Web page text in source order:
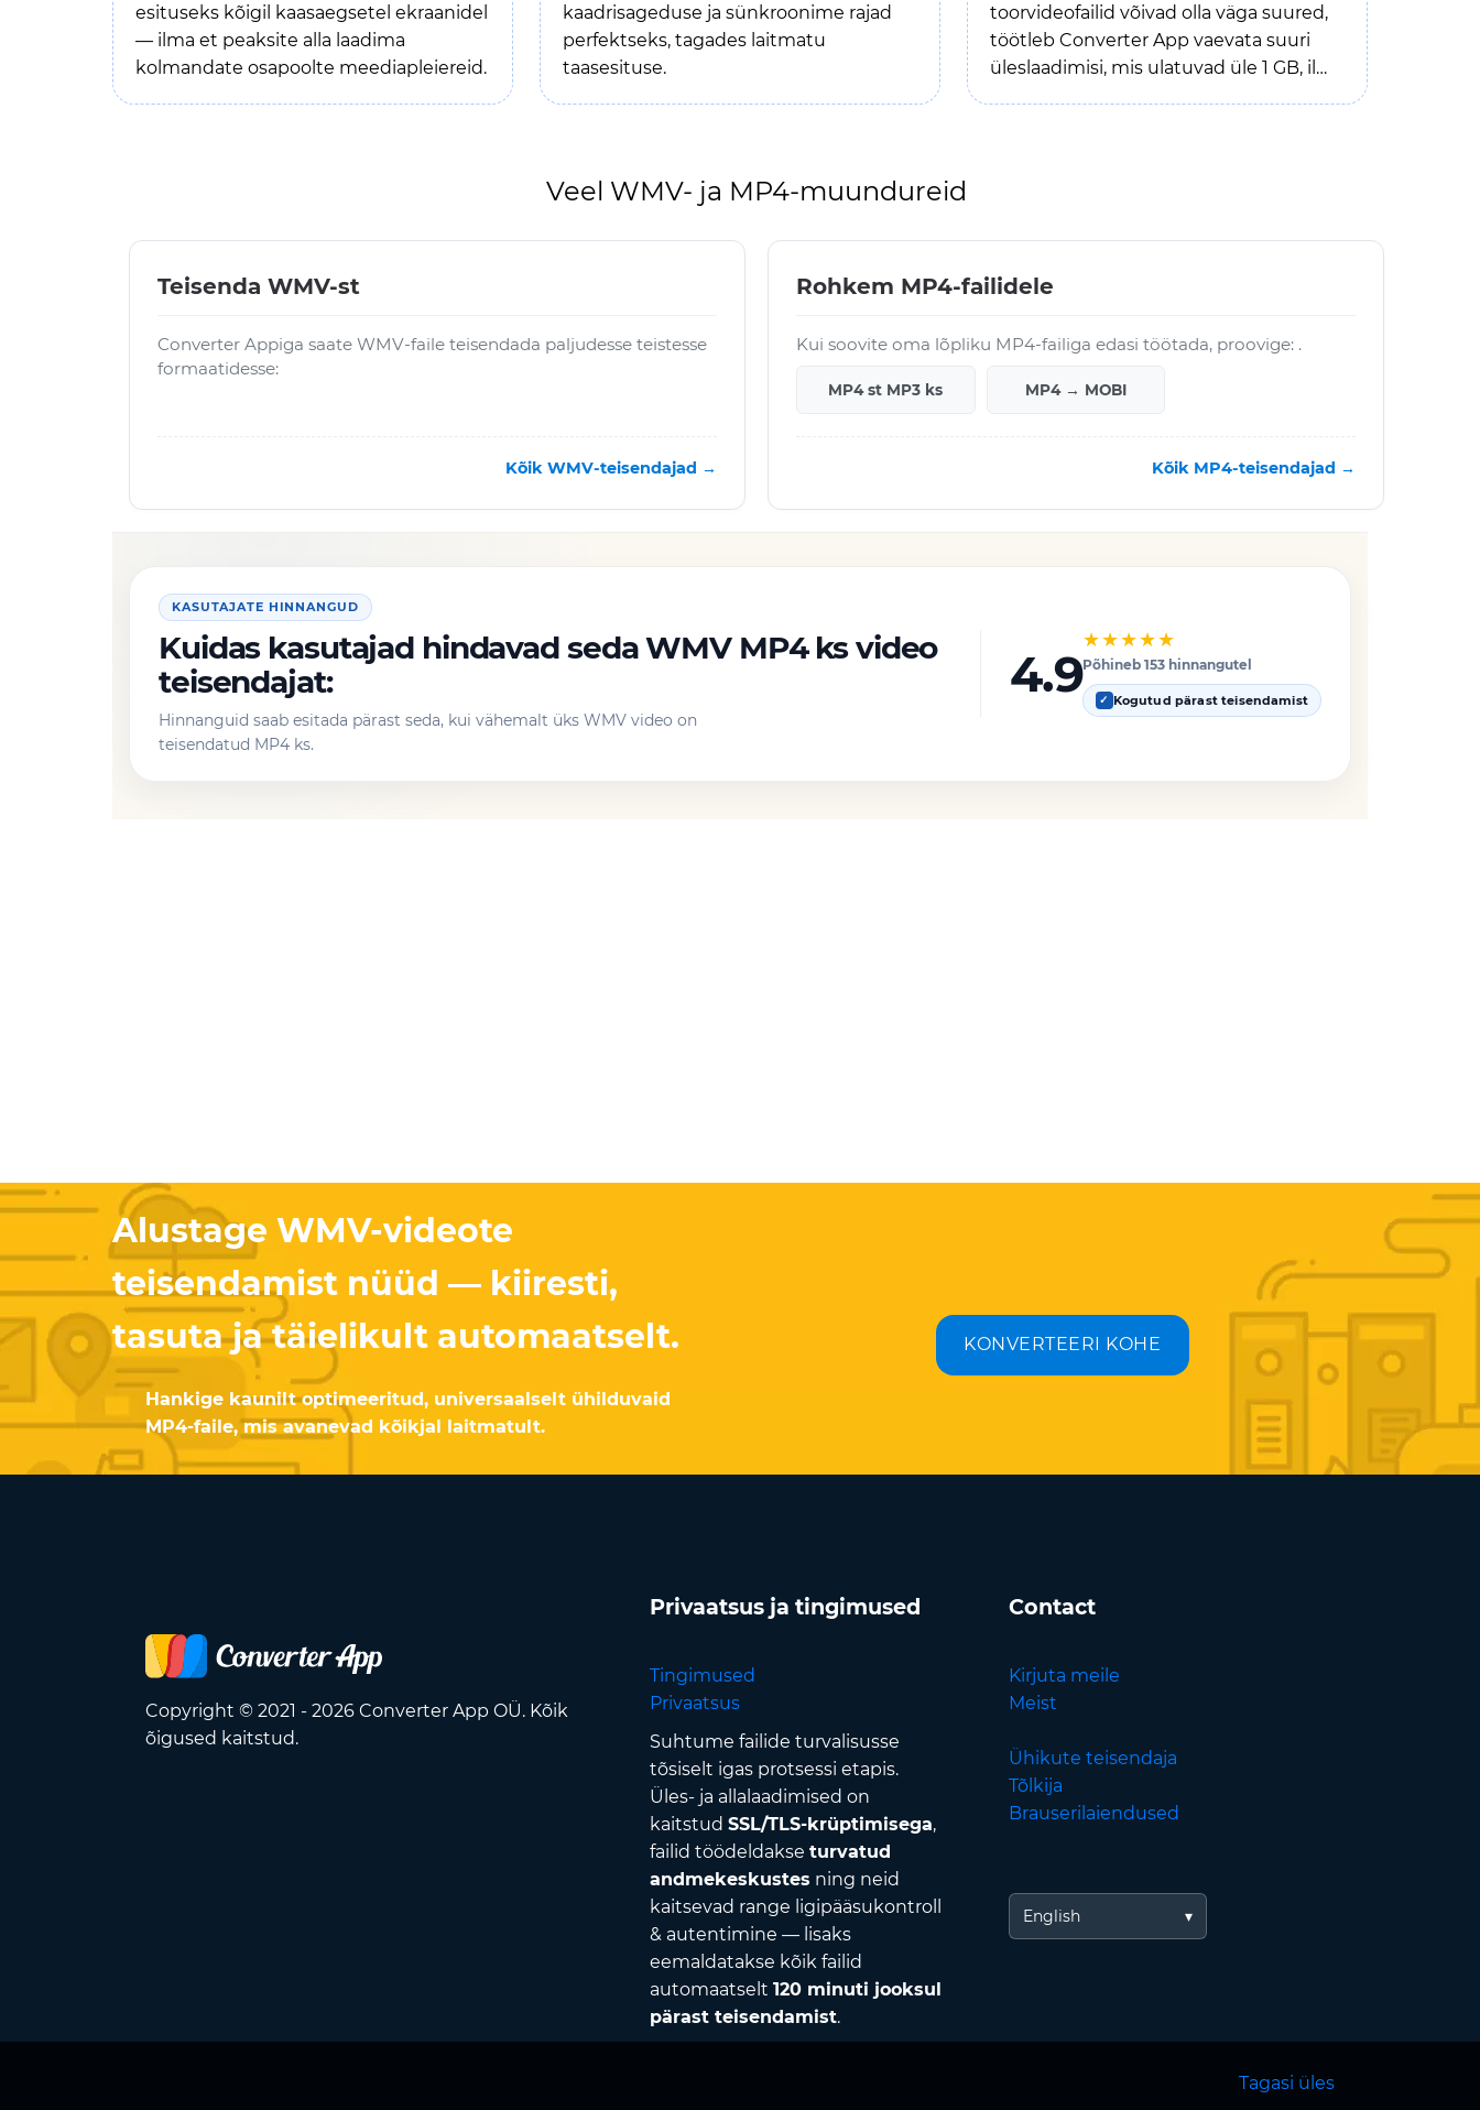
esituseks kõigil kaasaegsetel ekraanidel
— ilma et peaksite alla laadima
kolmandate osapoolte meediapleiereid.
kaadrisageduse ja sünkroonime rajad
perfektseks, tagades laitmatu
taasesituse.
toorvideofailid võivad olla väga suured,
töötleb Converter App vaevata suuri
üleslaadimisi, mis ulatuvad üle 1 GB, ilma
Veel WMV- ja MP4-muundureid
Teisenda WMV-st
Converter Appiga saate WMV-faile teisendada paljudesse teistesse
formaatidesse:
Kõik WMV-teisendajad →
Rohkem MP4-failidele
Kui soovite oma lõpliku MP4-failiga edasi töötada, proovige: .
MP4 st MP3 ks MP4 → MOBI
Kõik MP4-teisendajad →
KASUTAJATE HINNANGUD
Kuidas kasutajad hindavad seda WMV MP4 ks video
teisendajat:
Hinnanguid saab esitada pärast seda, kui vähemalt üks WMV video on
teisendatud MP4 ks.
4.9
★★★★★
Põhineb 153 hinnangutel
✓ Kogutud pärast teisendamist
Alustage WMV-videote
teisendamist nüüd — kiiresti,
tasuta ja täielikult automaatselt.
Hankige kaunilt optimeeritud, universaalselt ühilduvaid
MP4-faile, mis avanevad kõikjal laitmatult.
KONVERTEERI KOHE
Copyright © 2021 - 2026 Converter App OÜ. Kõik
õigused kaitstud.
Privaatsus ja tingimused
Tingimused
Privaatsus
Suhtume failide turvalisusse
tõsiselt igas protsessi etapis.
Üles- ja allalaadimised on
kaitstud SSL/TLS-krüptimisega,
failid töödeldakse turvatud
andmekeskustes ning neid
kaitsevad range ligipääsukontroll
& autentimine — lisaks
eemaldatakse kõik failid
automaatselt 120 minuti jooksul
pärast teisendamist.
Contact
Kirjuta meile
Meist
Ühikute teisendaja
Tõlkija
Brauserilaiendused
English
Tagasi üles